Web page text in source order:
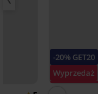
-20% GET20
Wyprzedaż